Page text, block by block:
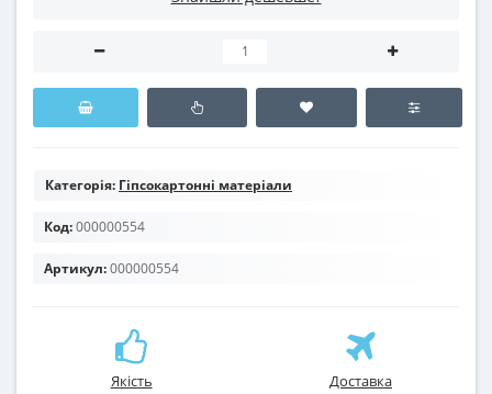
Категорія: Гіпсокартонні матеріали
Код:000000554
Артикул:000000554
Якість Доставка